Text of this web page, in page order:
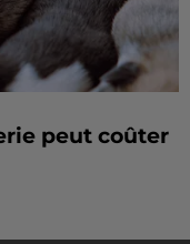
peut coûter